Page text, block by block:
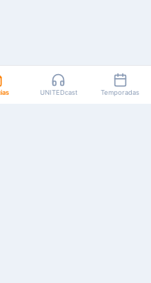
UNITEDcast Temporadas